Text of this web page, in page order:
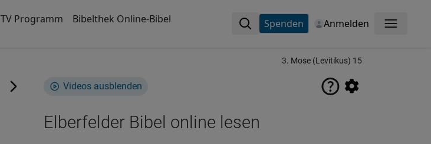
TV Programm Bibelthek Online-Bibel Spenden Anmelden Menü
3. Mose (Levitikus) 15
Videos ausblenden
Elberfelder Bibel online lesen